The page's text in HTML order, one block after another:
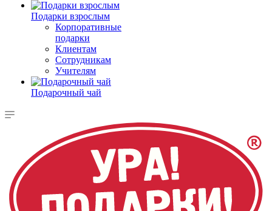
Подарки взрослым
Корпоративные
подарки
Клиентам
Сотрудникам
Учителям
Подарочный чай